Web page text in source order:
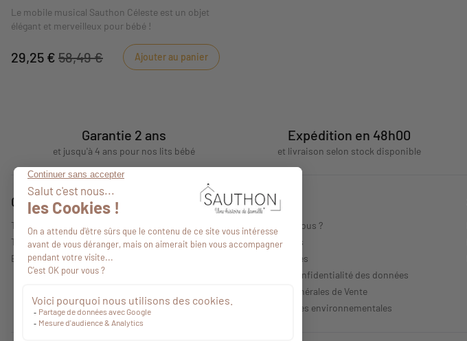
Le mobile musical Sauthon Céleste est un objet
élégant et merveilleux pour bébé !
29,25 € 58,49 € Ajouter au panier
Garantie 2 ans
et jusqu'à 4 ans pour nos lits bébé
Expédition en 48h00
et livraison selon stock disponible
Conseils
Tous nos conseils
Trouver un point de vente
Espace professionnel
A propos
Qui sommes-nous ?
Nos collections
Mentions légales
Politique de confidentialité des données
Conditions Générales de Vente
Caractéristiques environnementales